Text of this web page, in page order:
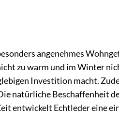
angenehmes
zu warm und im Winter
Investition macht.
natürliche Beschaffenheit
entwickelt Echtleder eine